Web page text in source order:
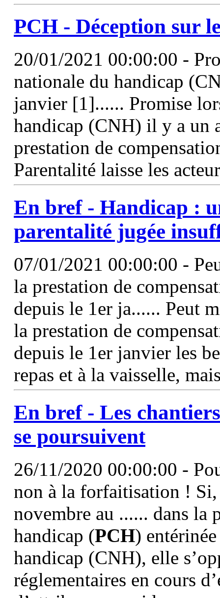
PCH - Déception sur
20/01/2021 00:00:00 -
nationale du handicap
janvier [1]...... Promise
handicap (CNH) il y a un
prestation de
Parentalité laisse les
En bref - Handicap :
parentalité jugée
07/01/2021 00:00:00 -
la prestation de
depuis le 1er ja...... Peut
la prestation de
depuis le 1er janvier les
repas et à la vaisselle,
En bref - Les
se poursuivent
26/11/2020 00:00:00 -
non à la forfaitisation !
novembre au ...... dans la
handicap (PCH)
handicap (CNH), elle
réglementaires en cours